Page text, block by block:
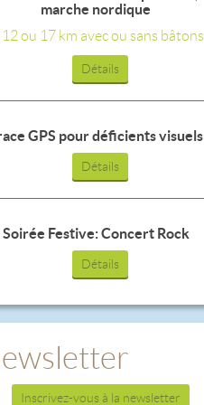
marche nordique
12 ou 17 km avec ou sans bâtons
Détails
GPS pour déficients visuels
Détails
Soirée Festive: Concert Rock
Détails
Inscrivez-vous à la newsletter